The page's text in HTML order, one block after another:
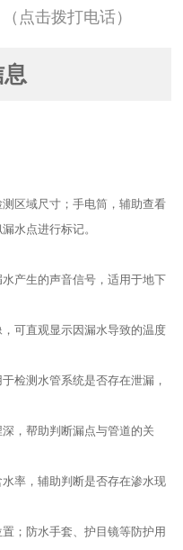
（点击拨打电话）
区域尺寸；手电筒，辅助查看
水点进行标记。​
产生的声音信号，适用于地下
可直观显示因漏水导致的温度
检测水管系统是否存在泄漏，
，帮助判断漏点与管道的关
率，辅助判断是否存在渗水现
；防水手套、护目镜等防护用